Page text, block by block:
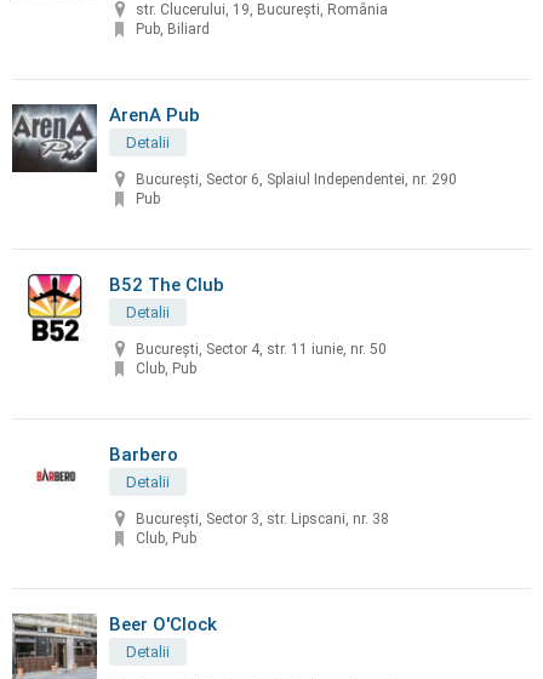
str. Clucerului, 19, București, România
Pub, Biliard
ArenA Pub
Detalii
București, Sector 6, Splaiul Independentei, nr. 290
Pub
B52 The Club
Detalii
Bucureşti, Sector 4, str. 11 iunie, nr. 50
Club, Pub
Barbero
Detalii
București, Sector 3, str. Lipscani, nr. 38
Club, Pub
Beer O'Clock
Detalii